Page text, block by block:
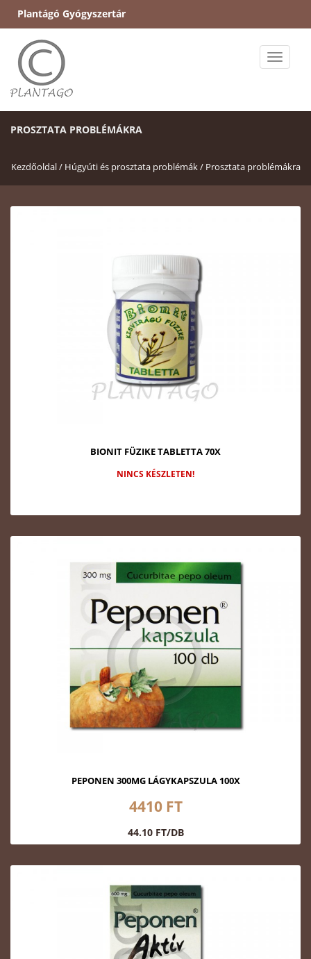
Plantágó Gyógyszertár
Toggle
PROSZTATA PROBLÉMÁKRA
Kezdőoldal / Húgyúti és prosztata problémák / Prosztata problémákra
BIONIT FÜZIKE TABLETTA 70X
NINCS KÉSZLETEN!
PEPONEN 300MG LÁGYKAPSZULA 100X
4410 FT
44.10 FT/DB